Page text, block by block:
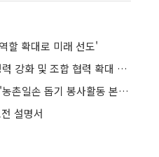
할 확대로 미래 선도'
경기농협, 오프라인 매장 경쟁력 강화 및 조합 협력 확대 논의
경기농협ㆍ농협 수원시지부, '농촌일손 돕기 봉사활동 본격 전개'
설명서